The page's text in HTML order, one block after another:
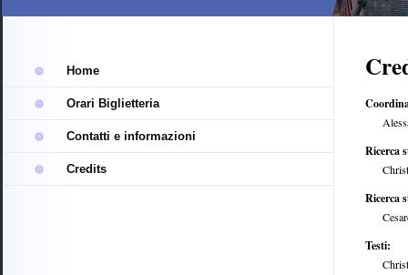
trasparente
Home
Orari Biglietteria
Contatti e informazioni
Credits
Ricerca
Ricerca
Testi: